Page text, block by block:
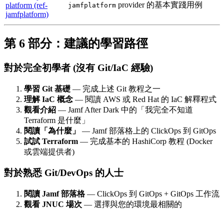
platform (ref-
jamfplatform)
jamfplatform provider 的基本實踐用例
第 6 部分：建議的學習路徑
對於完全初學者 (沒有 Git/IaC 經驗)
學習 Git 基礎 — 完成上述 Git 教程之一
理解 IaC 概念 — 閱讀 AWS 或 Red Hat 的 IaC 解釋程式
觀看介紹 — Jamf After Dark 中的「我完全不知道
Terraform 是什麼」
閱讀「為什麼」
— Jamf 部落格上的 ClickOps 到 GitOps
試試 Terraform — 完成基本的 HashiCorp 教程 (Docker
或雲端提供者)
對於熟悉 Git/DevOps 的人士
閱讀 Jamf 部落格— ClickOps 到 GitOps + GitOps 工作流
觀看 JNUC 場次 — 選擇與您的環境最相關的